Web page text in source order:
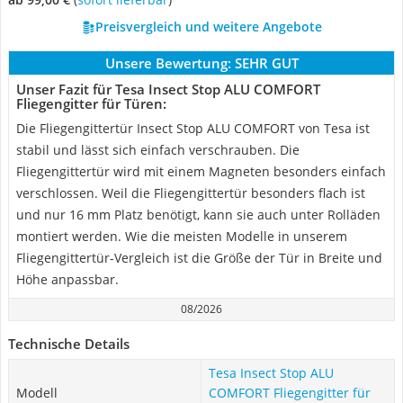
Preisvergleich und weitere Angebote
Unsere Bewertung: SEHR GUT
Unser Fazit für Tesa Insect Stop ALU COMFORT
Fliegengitter für Türen:
Die Fliegengittertür Insect Stop ALU COMFORT von Tesa ist
stabil und lässt sich einfach verschrauben. Die
Fliegengittertür wird mit einem Magneten besonders einfach
verschlossen. Weil die Fliegengittertür besonders flach ist
und nur 16 mm Platz benötigt, kann sie auch unter Rolläden
montiert werden. Wie die meisten Modelle in unserem
Fliegengittertür-Vergleich ist die Größe der Tür in Breite und
Höhe anpassbar.
08/2026
Technische Details
Modell
Tesa Insect Stop ALU
COMFORT Fliegengitter für